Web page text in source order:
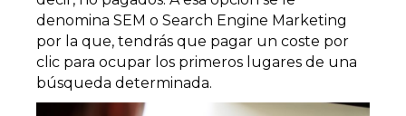
denomina SEM o Search Engine Marketing
por la que, tendrás que pagar un coste por
clic para ocupar los primeros lugares de una
búsqueda determinada.